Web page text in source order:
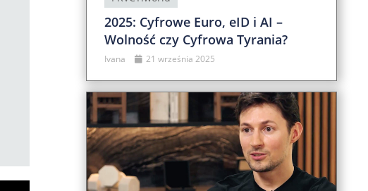
2025: Cyfrowe Euro, eID i AI –
Wolność czy Cyfrowa Tyrania?
Ivana 21 września 2025